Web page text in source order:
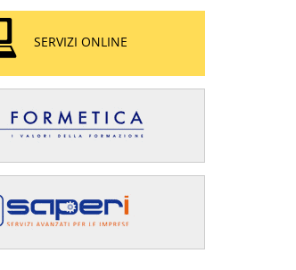
FEMMINILE
SERVIZI ONLINE